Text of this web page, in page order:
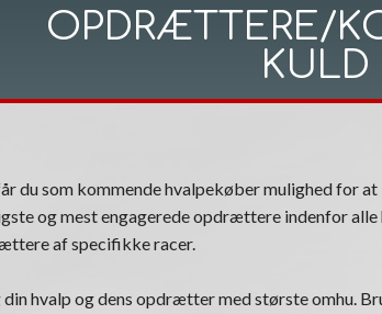
OPDRÆTTERE/
KULD
du som kommende hvalpekøber mulighed for
og mest engagerede opdrættere indenfor alle
af specifikke racer.
hvalp og dens opdrætter med største omhu.